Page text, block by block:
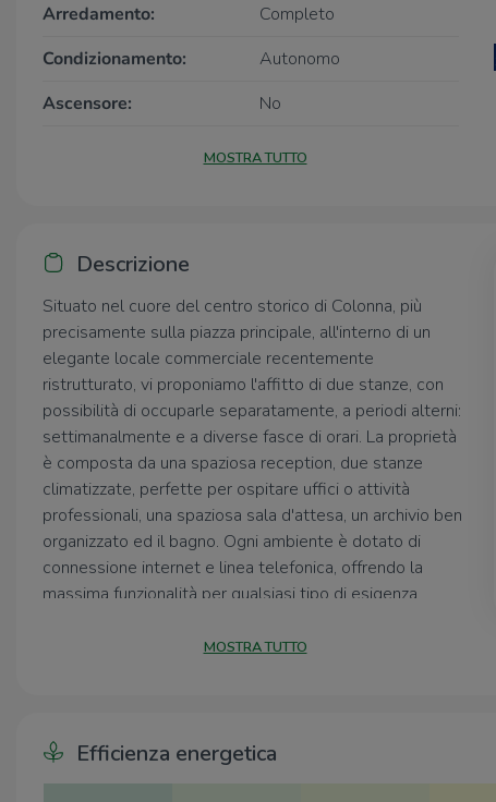
Arredamento:
Completo
Condizionamento:
Autonomo
Ascensore:
No
MOSTRA TUTTO
Descrizione
Situato nel cuore del centro storico di Colonna, più
precisamente sulla piazza principale, all'interno di un
elegante locale commerciale recentemente
ristrutturato, vi proponiamo l'affitto di due stanze, con
possibilità di occuparle separatamente, a periodi alterni:
settimanalmente e a diverse fasce di orari. La proprietà
è composta da una spaziosa reception, due stanze
climatizzate, perfette per ospitare uffici o attività
professionali, una spaziosa sala d'attesa, un archivio ben
organizzato ed il bagno. Ogni ambiente è dotato di
connessione internet e linea telefonica, offrendo la
massima funzionalità per qualsiasi tipo di esigenza
servita, facilmente raggiungibile e con parcheggi nelle
per chi cerca uno spazio pronto all'uso e facilmente
MOSTRA TUTTO
Efficienza energetica